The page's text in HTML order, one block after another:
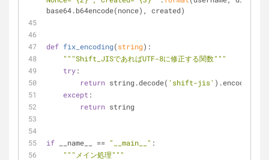
base64.b64encode(nonce), created)
def fix_encoding(string):
"""Shift_JISであればUTF-8に修正する関数"""
try:
return string.decode( 'shift-jis' ).encode(
except :
return string
if __name__ == "__main__" :
"""メイン処理"""